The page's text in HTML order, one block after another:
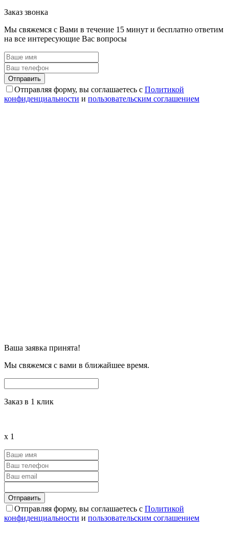
Заказ звонка
Мы свяжемся с Вами в течение 15 минут и бесплатно ответим
на все интересующие Вас вопросы
Отправляя форму, вы соглашаетесь с Политикой
конфиденциальности и пользовательским соглашением
Ваша заявка принята!
Мы свяжемся с вами в ближайшее время.
Заказ в 1 клик
x 1
Отправляя форму, вы соглашаетесь с Политикой
конфиденциальности и пользовательским соглашением